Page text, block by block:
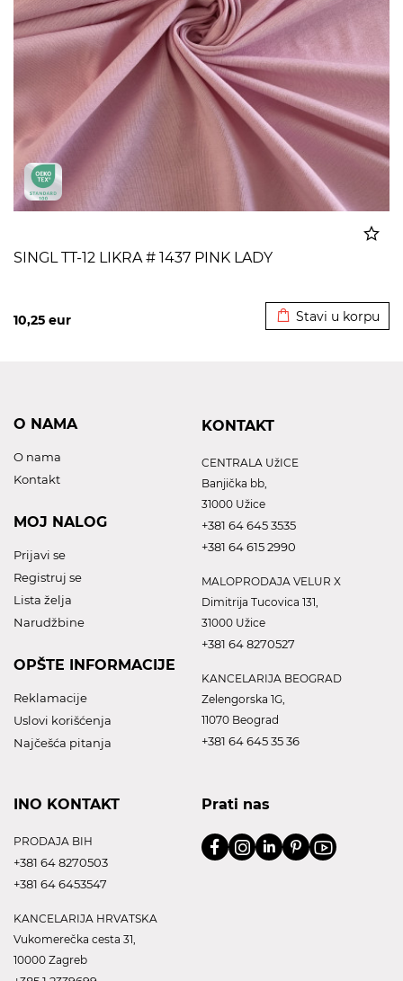
SINGL TT-12 LIKRA # 1437 PINK LADY
10,25 eur Stavi u korpu
O NAMA
O nama
Kontakt
MOJ NALOG
Prijavi se
Registruj se
Lista želja
Narudžbine
OPŠTE INFORMACIJE
Reklamacije
Uslovi korišćenja
Najčešća pitanja
KONTAKT
CENTRALA UžICE
Banjička bb,
31000 Užice
+381 64 645 3535
+381 64 615 2990
MALOPRODAJA VELUR X
Dimitrija Tucovica 131,
31000 Užice
+381 64 8270527
KANCELARIJA BEOGRAD
Zelengorska 1G,
11070 Beograd
+381 64 645 35 36
INO KONTAKT
PRODAJA BIH
+381 64 8270503
+381 64 6453547
KANCELARIJA HRVATSKA
Vukomerečka cesta 31,
10000 Zagreb
Prati nas